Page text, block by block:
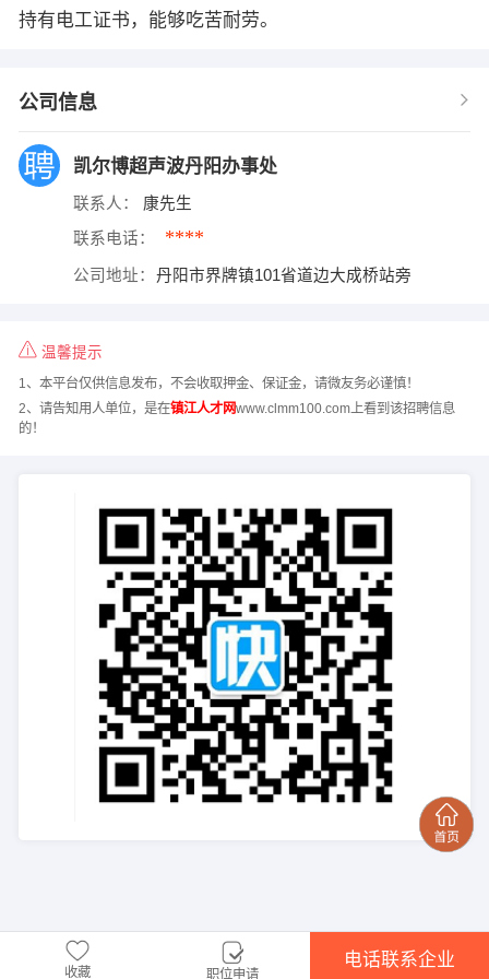
持有电工证书，能够吃苦耐劳。
公司信息
凯尔博超声波丹阳办事处
联系人： 康先生
联系电话： ****
公司地址： 丹阳市界牌镇101省道边大成桥站旁
温馨提示
1、本平台仅供信息发布，不会收取押金、保证金，请微友务必谨慎！
2、请告知用人单位，是在镇江人才网www.clmm100.com上看到该招聘信息
的！
收藏 职位申请
电话联系企业